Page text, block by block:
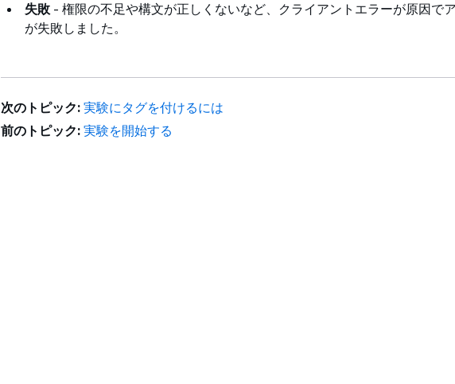
失敗 - 権限の不足や構文が正しくないなど、クライアントエラーが原因で
が失敗しました。
次のトピック: 実験にタグを付けるには
前のトピック: 実験を開始する